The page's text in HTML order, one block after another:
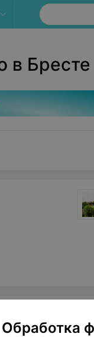
в Бресте
Обработка